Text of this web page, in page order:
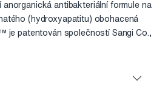
anorganická antibakteriální formule na
(hydroxyapatitu) obohacená
je patentován společností Sangi Co.,